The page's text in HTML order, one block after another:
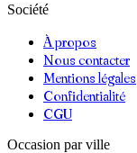
Société
À propos
Nous contacter
Mentions légales
Confidentialité
CGU
Occasion par ville